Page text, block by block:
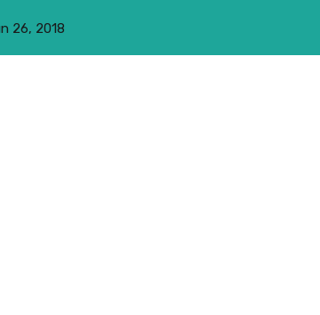
26, 2018